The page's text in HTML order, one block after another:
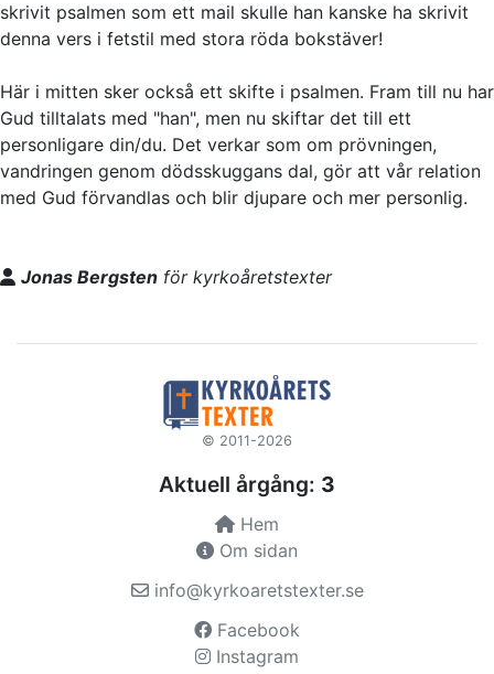
skrivit psalmen som ett mail skulle han kanske ha skrivit
denna vers i fetstil med stora röda bokstäver!
Här i mitten sker också ett skifte i psalmen. Fram till nu har
Gud tilltalats med "han", men nu skiftar det till ett
personligare din/du. Det verkar som om prövningen,
vandringen genom dödsskuggans dal, gör att vår relation
med Gud förvandlas och blir djupare och mer personlig.
Jonas Bergsten för kyrkoåretstexter
© 2011-2026
Aktuell årgång: 3
Hem
Om sidan
info@kyrkoaretstexter.se
Facebook
Instagram